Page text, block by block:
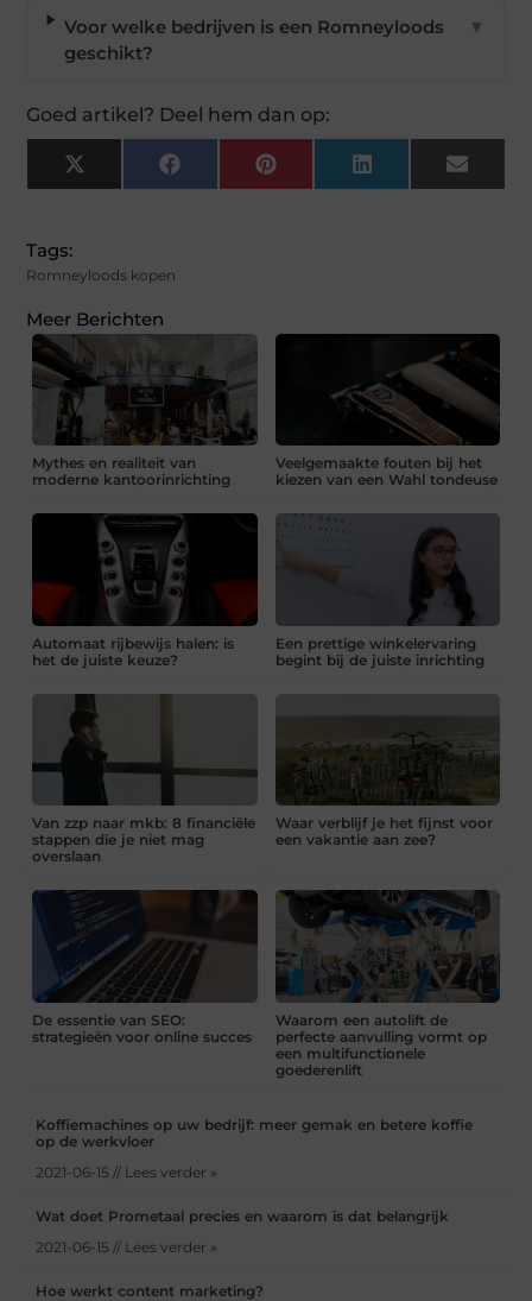
Voor welke bedrijven is een Romneyloods
geschikt?
▼
Goed artikel? Deel hem dan op:
X
(Twitter)
FacebookPinterest LinkedIn Email
Tags:
Romneyloods kopen
Meer Berichten
Mythes en realiteit van
moderne kantoorinrichting
Veelgemaakte fouten bij het
kiezen van een Wahl tondeuse
Automaat rijbewijs halen: is
het de juiste keuze?
Een prettige winkelervaring
begint bij de juiste inrichting
Van zzp naar mkb: 8 financiële
stappen die je niet mag
overslaan
Waar verblijf je het fijnst voor
een vakantie aan zee?
De essentie van SEO:
strategieën voor online succes
Waarom een autolift de
perfecte aanvulling vormt op
een multifunctionele
goederenlift
Koffiemachines op uw bedrijf: meer gemak en betere koffie
op de werkvloer
2021-06-15 // Lees verder »
Wat doet Prometaal precies en waarom is dat belangrijk
2021-06-15 // Lees verder »
Hoe werkt content marketing?